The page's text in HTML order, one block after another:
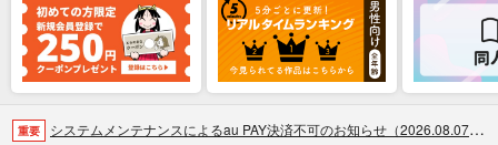
重要 システムメンテナンスによるau PAY決済不可のお知らせ（2026.08.07 掲載）